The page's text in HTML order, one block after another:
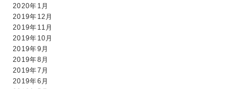
2020年1月
2019年12月
2019年11月
2019年10月
2019年9月
2019年8月
2019年7月
2019年6月